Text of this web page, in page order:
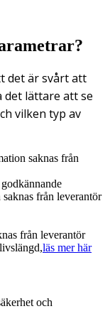
det är svårt att
det lättare att se
vilken typ av
saknas från
från leverantör
från leverantör
läs mer här
och